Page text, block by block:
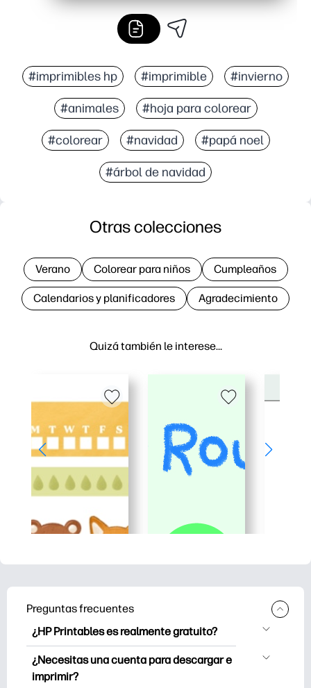
#imprimibles hp #imprimible #invierno
#animales #hoja para colorear
#colorear #navidad #papá noel
#árbol de navidad
Quizá también le interese…
Otras colecciones
Verano Colorear para niños Cumpleaños
Calendarios y planificadores Agradecimiento
Preguntas frecuentes
¿HP Printables es realmente gratuito?
HP Printables ofrece más de 2500
imprimibles gratuitos para descargar e
¿Necesitas una cuenta para descargar e
imprimir?